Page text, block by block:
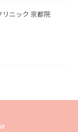
リニック 京都院